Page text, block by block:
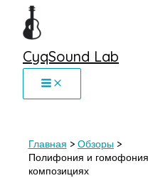
Перейти
CyqSound Lab
Главная
Обзоры
Полифония и
композициях